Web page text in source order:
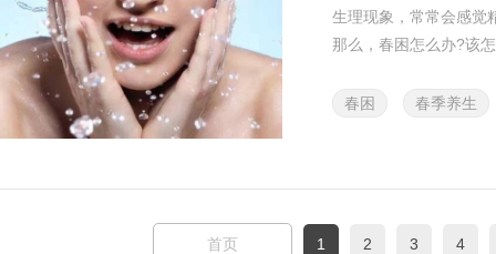
生理现象，常常会感觉
那么，春困怎么办?该
春困 春季养生
首页 1 2 3 4